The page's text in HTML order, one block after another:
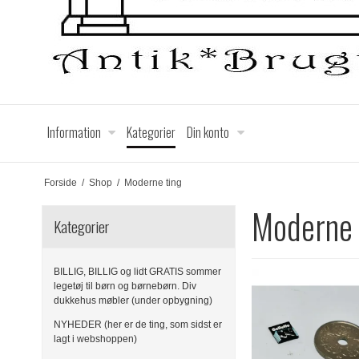
Information Kategorier Din konto
Forside / Shop / Moderne ting
Kategorier
BILLIG, BILLIG og lidt GRATIS sommer
legetøj til børn og børnebørn. Div
dukkehus møbler (under opbygning)
NYHEDER (her er de ting, som sidst er
lagt i webshoppen)